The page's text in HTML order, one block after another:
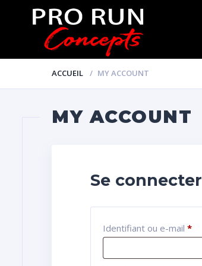
ACCUEIL MY ACCOUNT
MY ACCOUNT
Se connecter
Identifiant ou e-mail *